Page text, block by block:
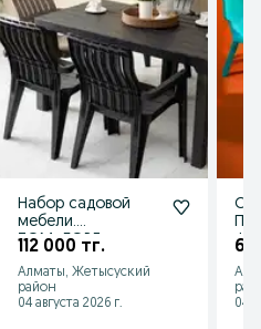
Набор садовой
мебели.
ТОМ+БОРД
112 000 тг.
Алматы, Жетысуский
район
04 августа 2026 г.
6
04